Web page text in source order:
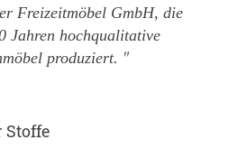
Freizeitmöbel GmbH, die
Jahren hochqualitative
produziert.
Stoffe